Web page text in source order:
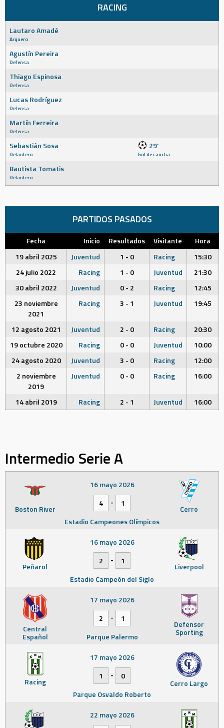
RACING
Lautaro Amadé
Arquero
Agustín Pereira
Defensa
Thiago Espinosa
Defensa
Lucas Rodríguez
Defensa
Martín Ferreira
Defensa
Sebastián Sosa
Delantero
29'
Gol de cancha
Bautista Tomatis
Delantero
PARTIDOS PASADOS
Fecha Inicio Resultados Visitante
Hora
19 abril 2025
Juventud 1 - 0 Racing
15:30
24 julio 2022
Racing 1 - 0 Juventud
21:30
30 abril 2022
Juventud 0 - 2 Racing
12:45
23 noviembre
2021
Racing 3 - 1 Juventud 19:45
12 agosto 2021 Juventud 2 - 0 Racing
20:30
19 octubre 2020
Racing 0 - 0 Juventud
10:00
24 agosto 2020
Juventud 3 - 0 Racing
12:00
2 noviembre
2019
Juventud 0 - 0 Racing 16:00
14 abril 2019 Racing 2 - 1 Juventud 16:00
Intermedio Serie A
Boston River Cerro
16 mayo 2026
4
-
1
Estadio Campeones Olímpicos
Peñarol Liverpool
16 mayo 2026
2
-
1
Estadio Campeón del Siglo
Central
Español
Defensor
Sporting
17 mayo 2026
2
-
1
Parque Palermo
Racing Cerro Largo
17 mayo 2026
1
-
0
Parque Osvaldo Roberto
22 mayo 2026